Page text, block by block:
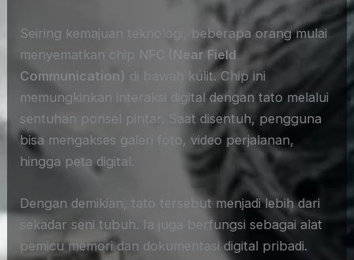
Seiring kemajuan teknologi, beberapa orang mulai
menyematkan chip NFC (Near Field
Communication) di bawah kulit. Chip ini
memungkinkan interaksi digital dengan tato melalui
sentuhan ponsel pintar. Saat disentuh, pengguna
bisa mengakses galeri foto, video perjalanan,
hingga peta digital.
Dengan demikian, tato tersebut menjadi lebih dari
sekadar seni tubuh. Ia juga berfungsi sebagai alat
pemicu memori dan dokumentasi digital pribadi.